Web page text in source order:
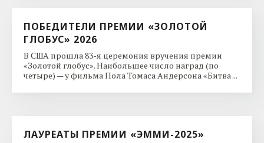
ПОБЕДИТЕЛИ ПРЕМИИ «ЗОЛОТОЙ
ГЛОБУС» 2026
В США прошла 83-я церемония вручения премии
«Золотой глобус». Наибольшее число наград (по
четыре) — у фильма Пола Томаса Андерсона «Битва ...
ЛАУРЕАТЫ ПРЕМИИ «ЭММИ-2025»